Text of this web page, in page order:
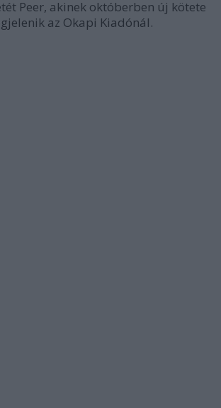
Peer, akinek októberben új kötete
az Okapi Kiadónál.